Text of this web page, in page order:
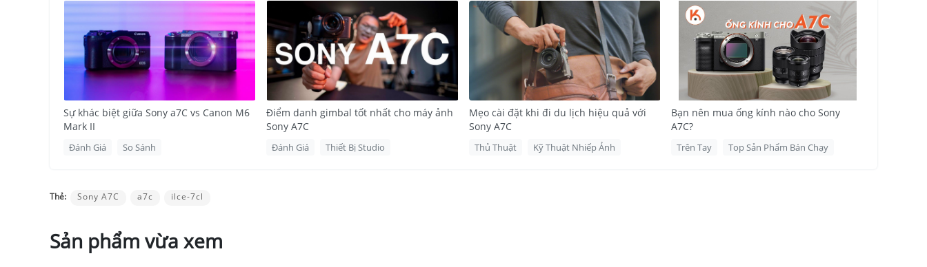
Sự khác biệt giữa Sony a7C vs Canon M6
Mark II
Đánh Giá So Sánh
Điểm danh gimbal tốt nhất cho máy ảnh
Sony A7C
Đánh Giá Thiết Bị Studio
Mẹo cài đặt khi đi du lịch hiệu quả với
Sony A7C
Thủ Thuật Kỹ Thuật Nhiếp Ảnh
Bạn nên mua ống kính nào cho Sony
A7C?
Trên Tay Top Sản Phẩm Bán Chạy
Thẻ: Sony A7C a7c ilce-7cl
Sản phẩm vừa xem